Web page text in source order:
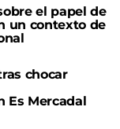
el papel de
un contexto de
chocar
Es Mercadal